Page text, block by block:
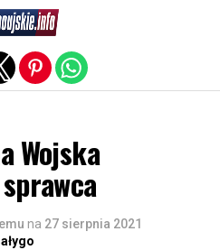
Wojska
na 27 sierpnia 2021
version